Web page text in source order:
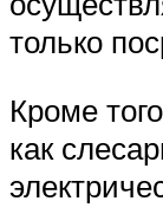
только
Кроме
как